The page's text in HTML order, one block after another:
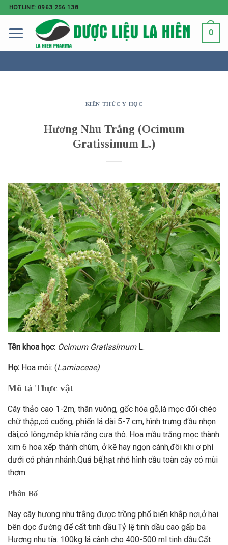
HOTLINE: 0963 256 138
0
KIẾN THỨC Y HỌC
Hương Nhu Trắng (Ocimum
Gratissimum L.)
Tên khoa học: Ocimum GratissimumL.
Họ: Hoa môi: (Lamiaceae)
Mô tả Thực vật
Cây thảo cao 1-2m, thân vuông, gốc hóa gỗ,lá mọc đối chéo
chữ thập,có cuống, phiến lá dài 5-7 cm, hình trưng đầu nhọn
dài,có lông,mép khía răng cưa thô. Hoa mầu trăng mọc thành
xim 6 hoa xếp thành chùm, ở kẽ hay ngọn cành,đôi khi ơ phí
dưới có phân nhánh.Quả bế,hạt nhỏ hình cầu toàn cây có mùi
thơm.
Phân Bố
Nay cây hương nhu trắng được trồng phổ biến khắp nơi,ở hai
bên dọc đường để cất tinh dầu.Tỷ lệ tinh dầu cao gấp ba
Hương nhu tía. 100kg lá cành cho 400-500 ml tinh dầu.Cất